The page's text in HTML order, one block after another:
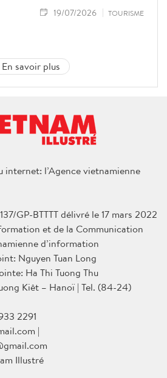
19/07/2026 TOURISME
En savoir plus
internet: l’Agence vietnamienne
GP-BTTTT délivré le 17 mars 2022
et de la Communication
d’information
Nguyen Tuan Long
Ha Thi Tuong Thu
Kiêt – Hanoï | Tel. (84-24)
2291
|
Illustré